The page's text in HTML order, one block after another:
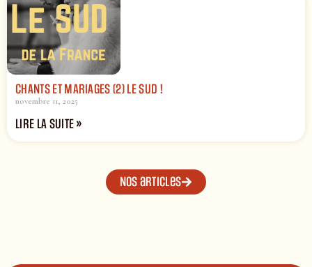
CHANTS ET MARIAGES (2) LE SUD !
novembre 11, 2025
LIRE LA SUITE »
Nos articles